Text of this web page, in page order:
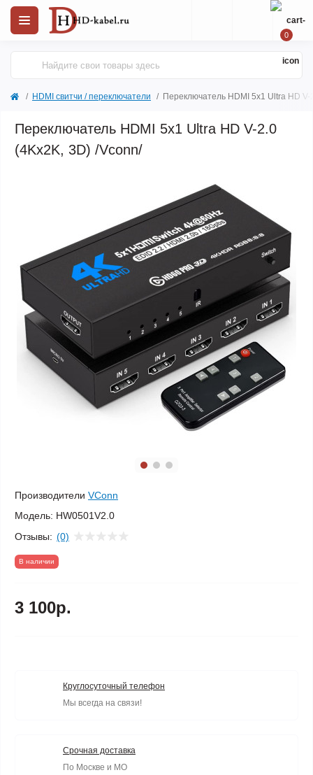
0
HDMI свитчи / переключатели Переключатель HDMI 5х1 Ultra HD
Переключатель HDMI 5х1 Ultra HD V-2.0
(4Kx2K, 3D) /Vconn/
Производители VConn
Модель: HW0501V2.0
Отзывы: (0)
В наличии
3 100р.
Круглосуточный телефон
Мы всегда на связи!
Срочная доставка
По Москве и МО